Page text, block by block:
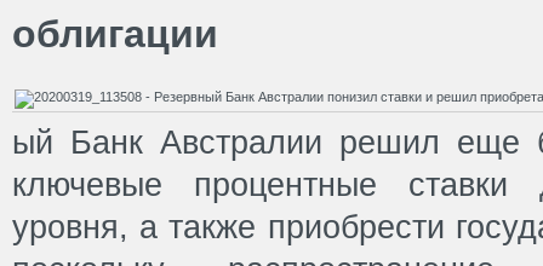
облигации
ый Банк Австралии решил еще
ключевые процентные ставки
уровня, а также приобрести